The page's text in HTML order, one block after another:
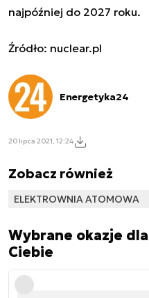
najpóźniej do 2027 roku.
Źródło: nuclear.pl
Energetyka24
20 lipca 2021, 12:24
Zobacz również
ELEKTROWNIA ATOMOWA
Wybrane okazje dla
Ciebie